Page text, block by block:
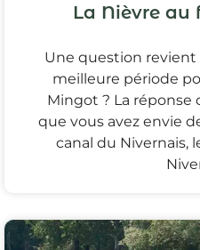
La Nièvre au
Une question revient
meilleure période
Mingot ? La
que vous avez envie
canal du Nivernais,